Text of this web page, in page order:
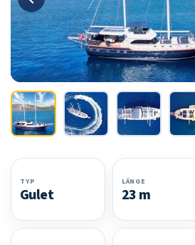
TYP
Gulet
LÄNGE
23 m